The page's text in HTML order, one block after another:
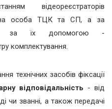
відеореєстраторів
особа ТЦК та СП, а за
за їх допомогою -
комплектування.
технічних засобів фіксації
відповідальність - від
чи званні, а також передачі